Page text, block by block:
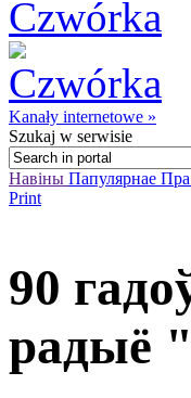
Kanały internetowe »
Szukaj w serwisie
Навіны Папулярнае Пра
Print
90
радыё